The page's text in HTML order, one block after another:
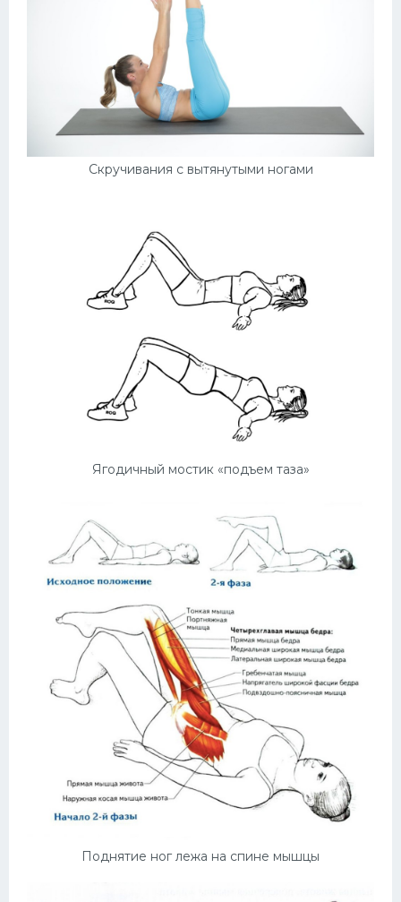
Скручивания с вытянутыми ногами
Ягодичный мостик «подъем таза»
Поднятие ног лежа на спине мышцы